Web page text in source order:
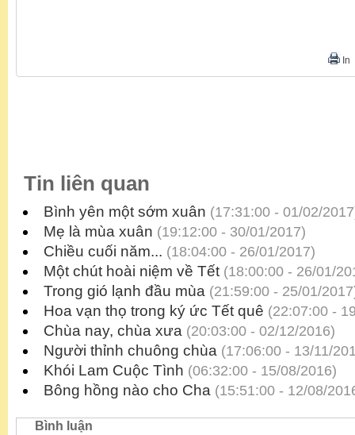
In
Tin liên quan
Bình yên một sớm xuân (17:31:00 - 01/02/
Mẹ là mùa xuân (19:12:00 - 30/01/2017)
Chiều cuối năm... (18:04:00 - 26/01/2017)
Một chút hoài niệm về Tết (18:00:00 - 26/01/
Trong gió lạnh đầu mùa (21:59:00 - 25/01/
Hoa vạn thọ trong ký ức Tết quê (22:07:00 -
Chùa nay, chùa xưa (20:03:00 - 02/12/2016)
Người thỉnh chuông chùa (17:06:00 - 13/11/
Khói Lam Cuộc Tình (06:32:00 - 15/08/2016)
Bông hồng nào cho Cha (15:51:00 - 12/08/
Bình luận